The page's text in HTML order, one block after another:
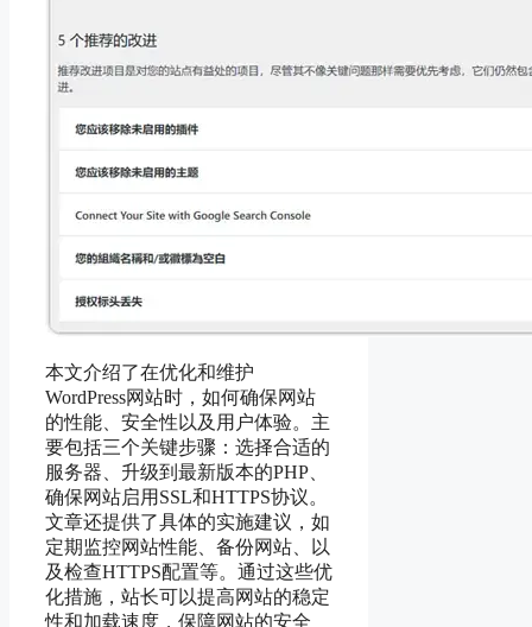
本文介绍了在优化和维护
WordPress网站时，如何确保网站
的性能、安全性以及用户体验。主
要包括三个关键步骤：选择合适的
服务器、升级到最新版本的PHP、
确保网站启用SSL和HTTPS协议。
文章还提供了具体的实施建议，如
定期监控网站性能、备份网站、以
及检查HTTPS配置等。通过这些优
化措施，站长可以提高网站的稳定
性和加载速度，保障网站的安全